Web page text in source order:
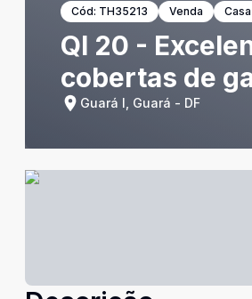
Cód: TH35213 Venda Casa
QI 20 -
cobertas de
Guará I, Guará - DF